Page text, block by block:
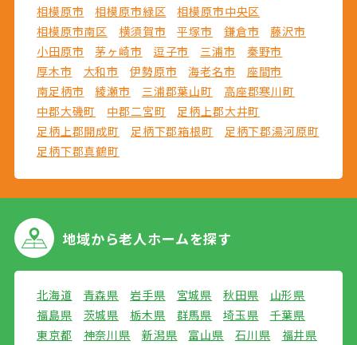
相模原市
相模原市緑区
相模原市中央区
相模原市南区
横須賀市 平塚市 鎌倉市
藤沢市
小田原市
茅ヶ崎市 逗子市 三浦市
秦野市
厚木市
大和市 伊勢原市 海老名市
座間市
南足柄市
綾瀬市 三浦郡葉山町
高座郡寒川町
中郡大磯町
中郡二宮町
足柄上郡大井町
足柄上郡開成町
足柄下郡箱根町
足柄下郡湯河原町
足柄下郡真鶴町
地域から老人ホームを探す
北海道 青森県 岩手県 宮城県 秋田県
山形県
福島県
茨城県 栃木県 群馬県 埼玉県
千葉県
東京都
神奈川県 新潟県 富山県 石川県
福井県